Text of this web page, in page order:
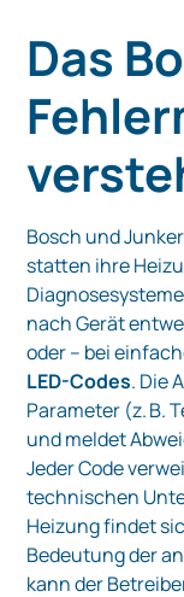
Das
Bosch und
statten ihre
nach Gerät
oder – bei
LED-Codes. Die
Parameter (z. B.
und meldet
Jeder Code
technischen
Heizung findet
Bedeutung der
kann der